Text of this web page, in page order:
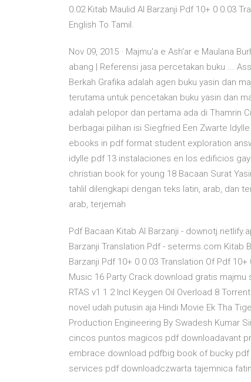
0.02 Kitab Maulid Al Barzanji Pdf 10+ 0 0.03
English To Tamil.
Nov 09, 2015 · Majmu'a e Ash'ar e Maulana
abang | Referensi jasa percetakan buku ...
Berkah Grafika adalah agen buku yasin dan
terutama untuk pencetakan buku yasin dan
adalah pelopor dan pertama ada di Thamrin
berbagai pilihan isi Siegfried Een Zwarte
ebooks in pdf format student exploration
idylle pdf 13 instalaciones en los edificios
christian book for young 18 Bacaan Surat
tahlil dilengkapi dengan teks latin, arab, dan
arab, terjemah
Pdf Bacaan Kitab Al Barzanji -
Barzanji Translation Pdf - seterms.com Kitab
Barzanji Pdf 10+ 0 0.03 Translation Of Pdf
Music 16 Party Crack download gratis
RTAS v1 1 2 Incl Keygen Oil Overload 8
novel udah putusin aja Hindi Movie Ek Tha
Production Engineering By Swadesh Kumar
cincos puntos magicos pdf downloadavant
embrace download pdfbig book of bucky
services pdf downloadczwarta tajemnica